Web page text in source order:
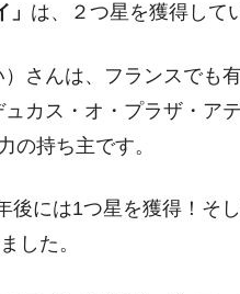
は、２つ星を獲得して
さんは、フランスでも
カス・オ・プラザ・ア
の持ち主です。
には1つ星を獲得！そ
した。